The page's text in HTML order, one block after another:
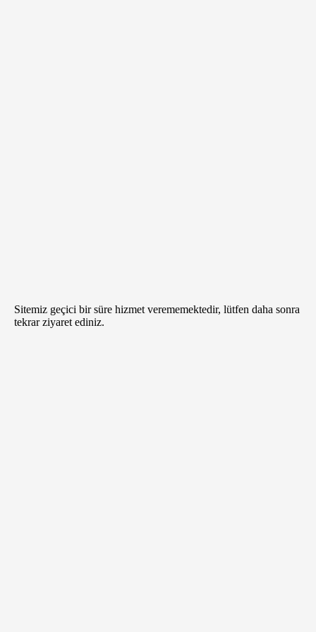
Sitemiz geçici bir süre hizmet verememektedir, lütfen daha sonra
tekrar ziyaret ediniz.